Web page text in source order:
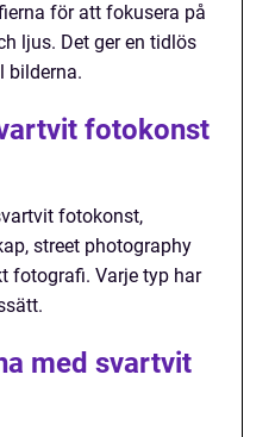
för att fokusera på
ljus. Det ger en tidlös
bilderna.
fotokonst
fotokonst,
street photography
fotografi. Varje typ har
med svartvit